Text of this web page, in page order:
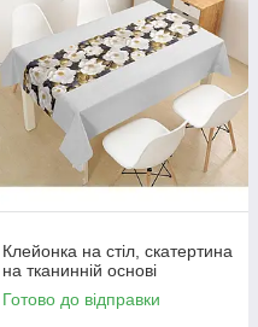
Клейонка на стіл, скатертина
на тканинній основі
Готово до відправки